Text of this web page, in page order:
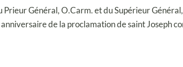
Prieur Général, O.Carm. et du Supérieur
de la proclamation de saint Joseph